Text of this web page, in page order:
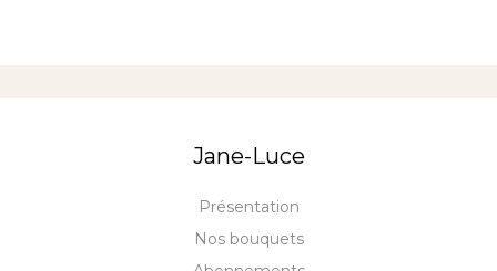
Jane-Luce
Présentation
Nos bouquets